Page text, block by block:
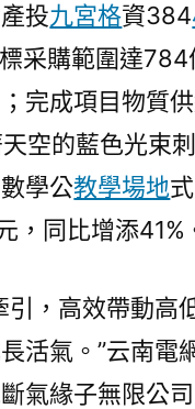
投九宮格資384
采購範圍達784
完成項目物質
空的藍色光束
學公教學場地
，同比增添41%
，高效帶動高
活氣。”云南電
氣緣子無限公